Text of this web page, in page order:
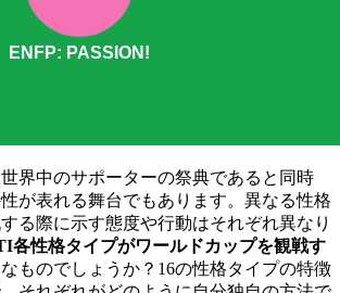
界中のサポーターの祭典であると同時
が表れる舞台でもあります。異なる性格
る際に示す態度や行動はそれぞれ異なり
各性格タイプがワールドカップを観戦す
ものでしょうか？16の性格タイプの特徴